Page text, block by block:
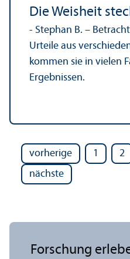
Die Weisheit
- Stephan B. –
Urteile aus
kommen sie in vielen
Ergebnissen.
vorherige 1 2
nächste
Forschung